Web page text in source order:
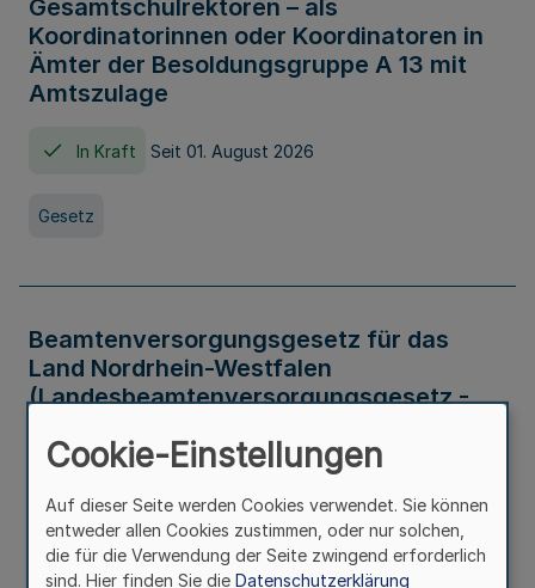
Gesamtschulrektoren – als
Koordinatorinnen oder Koordinatoren in
Ämter der Besoldungsgruppe A 13 mit
Amtszulage
In Kraft Seit 01. August 2026
Gesetz
Beamtenversorgungsgesetz für das
Land Nordrhein-Westfalen
(Landesbeamtenversorgungsgesetz -
Gesetz
Cookie-Einstellungen
Auf dieser Seite werden Cookies verwendet. Sie können
entweder allen Cookies zustimmen, oder nur solchen,
die für die Verwendung der Seite zwingend erforderlich
sind. Hier finden Sie die Datenschutzerklärung